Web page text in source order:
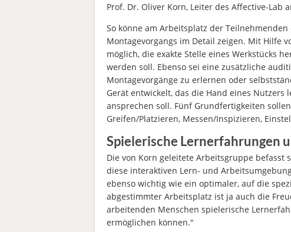
Prof. Dr. Oliver Korn, Leiter des Affective-Lab
So könne am Arbeitsplatz der
Montagevorgangs im Detail zeigen. Mit Hilfe
möglich, die exakte Stelle eines Werkstücks
werden soll. Ebenso sei eine zusätzliche
Montagevorgänge zu erlernen oder
Gerät entwickelt, das die Hand eines
ansprechen soll. Fünf Grundfertigkeiten
Greifen/Platzieren, Messen/Inspizieren,
Spielerische Lernerfahrungen
Die von Korn geleitete Arbeitsgruppe befasst
diese interaktiven Lern- und
ebenso wichtig wie ein optimaler, auf die
abgestimmter Arbeitsplatz ist ja auch die
arbeitenden Menschen spielerische
ermöglichen können."